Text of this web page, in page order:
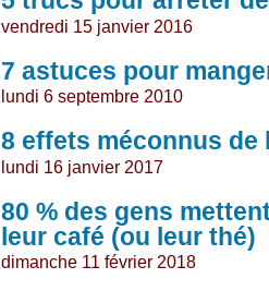
vendredi 15 janvier 2016
7 astuces pour
lundi 6 septembre 2010
8 effets méconnus de
lundi 16 janvier 2017
80 % des gens
leur café (ou leur thé)
dimanche 11 février 2018